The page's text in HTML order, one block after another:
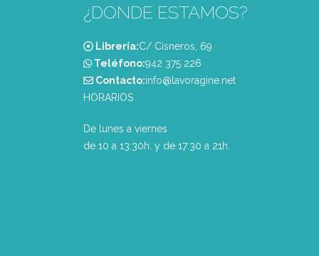
¿DONDE ESTAMOS?
Librería:C/ Cisneros, 69
Teléfono:‭942 375 226‬
Contacto:info@lavoragine.net
HORARIOS
De lunes a viernes
de 10 a 13:30h. y de 17:30 a 21h.